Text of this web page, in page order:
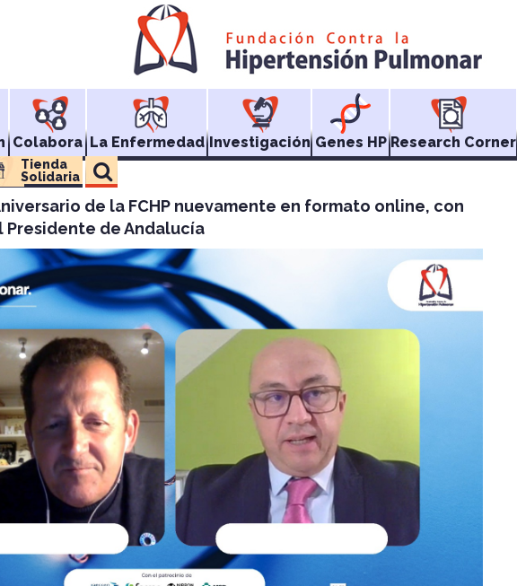
Colabora La Enfermedad Investigación Genes HP Research Corner
Tienda
Solidaria
de la FCHP nuevamente en formato online, con
Presidente de Andalucía